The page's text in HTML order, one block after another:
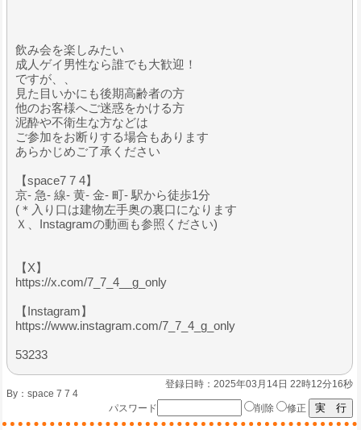
飲み会を楽しみたい
成人ゲイ男性なら誰でも大歓迎！
ですが、、
見た目いかにも後期高齢者の方
他のお客様へご迷惑をかける方
泥酔や不衛生な方などは
ご参加をお断りする場合もあります
あらかじめご了承ください
【space7 7 4】
京- 急- 線- 黄- 金- 町- 駅から徒歩1分
(＊入り口は建物左手奥の裏口になります
Ｘ、Instagramの動画も参照ください)
【X】
https://x.com/7_7_4__g_only
【Instagram】
https://www.instagram.com/7_7_4_g_only
53233
登録日時：2025年03月14日 22時12分16秒
By： space 7 7 4
パスワード
削除 修正